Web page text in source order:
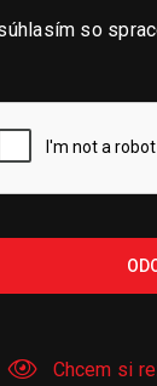
so
Chcem si